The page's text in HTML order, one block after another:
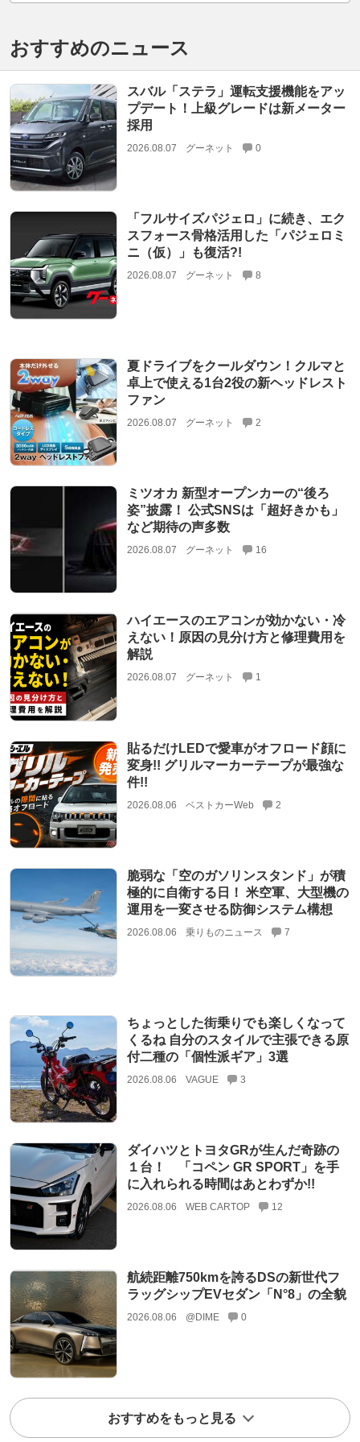
おすすめのニュース
スバル「ステラ」運転支援機能をアッ
プデート！上級グレードは新メーター
採用
2026.08.07 グーネット 0
「フルサイズパジェロ」に続き、エク
スフォース骨格活用した「パジェロミ
ニ（仮）」も復活?!
2026.08.07 グーネット 8
夏ドライブをクールダウン！クルマと
卓上で使える1台2役の新ヘッドレスト
ファン
2026.08.07 グーネット 2
ミツオカ 新型オープンカーの“後ろ
姿”披露！ 公式SNSは「超好きかも」
など期待の声多数
2026.08.07 グーネット 16
ハイエースのエアコンが効かない・冷
えない！原因の見分け方と修理費用を
解説
2026.08.07 グーネット 1
貼るだけLEDで愛車がオフロード顔に
変身!! グリルマーカーテープが最強な
件!!
2026.08.06 ベストカーWeb 2
脆弱な「空のガソリンスタンド」が積
極的に自衛する日！ 米空軍、大型機の
運用を一変させる防御システム構想
2026.08.06 乗りものニュース 7
ちょっとした街乗りでも楽しくなって
くるね 自分のスタイルで主張できる原
付二種の「個性派ギア」3選
2026.08.06 VAGUE 3
ダイハツとトヨタGRが生んだ奇跡の
１台！ 「コペン GR SPORT」を手
に入れられる時間はあとわずか!!
2026.08.06 WEB CARTOP 12
航続距離750kmを誇るDSの新世代フ
ラッグシップEVセダン「N°8」の全貌
2026.08.06 @DIME 0
おすすめをもっと見る